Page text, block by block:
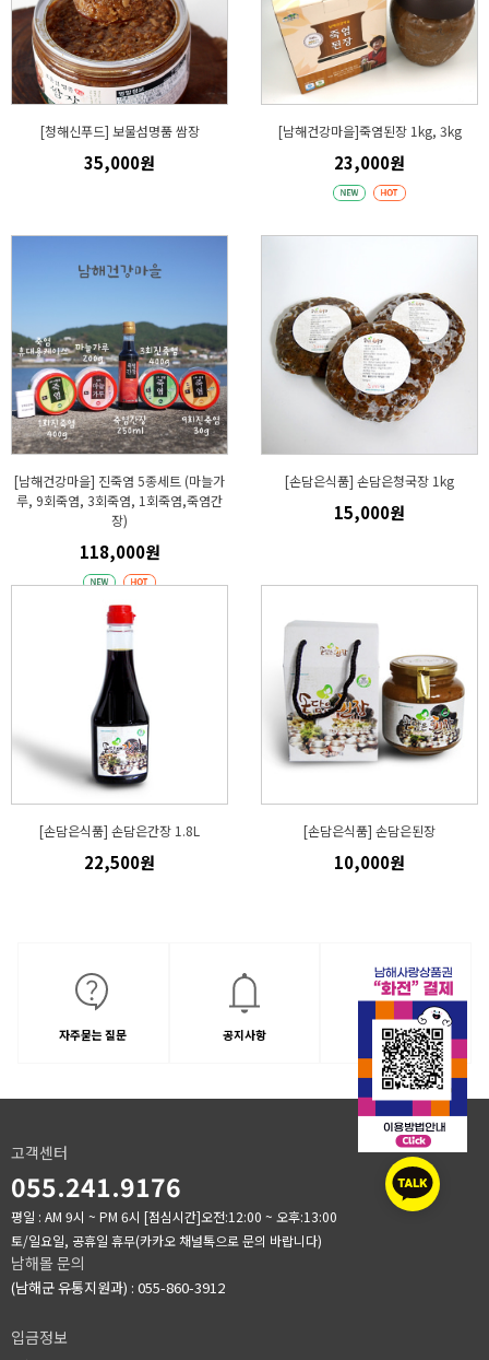
[청해신푸드] 보물섬명품 쌈장
35,000원
[남해건강마을]죽염된장 1kg, 3kg
23,000원
[남해건강마을] 진죽염 5종세트 (마늘가
루, 9회죽염, 3회죽염, 1회죽염,죽염간
장)
118,000원
[손담은식품] 손담은청국장 1kg
15,000원
[손담은식품] 손담은간장 1.8L
22,500원
[손담은식품] 손담은된장
10,000원
자주묻는 질문 공지사항 1:1문의
고객센터
055.241.9176
평일 : AM 9시 ~ PM 6시 [점심시간]오전:12:00 ~ 오후:13:00
토/일요일, 공휴일 휴무(카카오 채널톡으로 문의 바랍니다)
남해몰 문의
(남해군 유통지원과) : 055-860-3912
입금정보